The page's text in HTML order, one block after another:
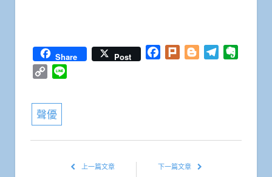
Share Post Facebook
Plurk BloggerTelegram
Copy
聲優
上一篇文章 下一篇文章